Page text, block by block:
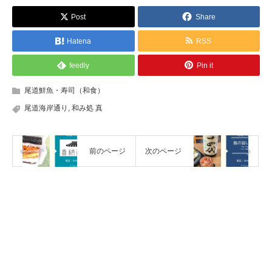
Post Share
Hatena RSS
feedly Pin it
尾道鮮魚・寿司（和食）
尾道海岸通り 和み処 真
前のページ 次のページ